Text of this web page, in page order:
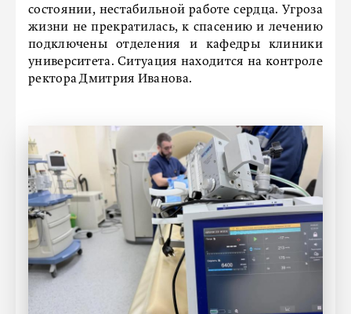
состоянии, нестабильной работе сердца. Угроза
жизни не прекратилась, к спасению и лечению
подключены отделения и кафедры клиники
университета. Ситуация находится на контроле
ректора Дмитрия Иванова.